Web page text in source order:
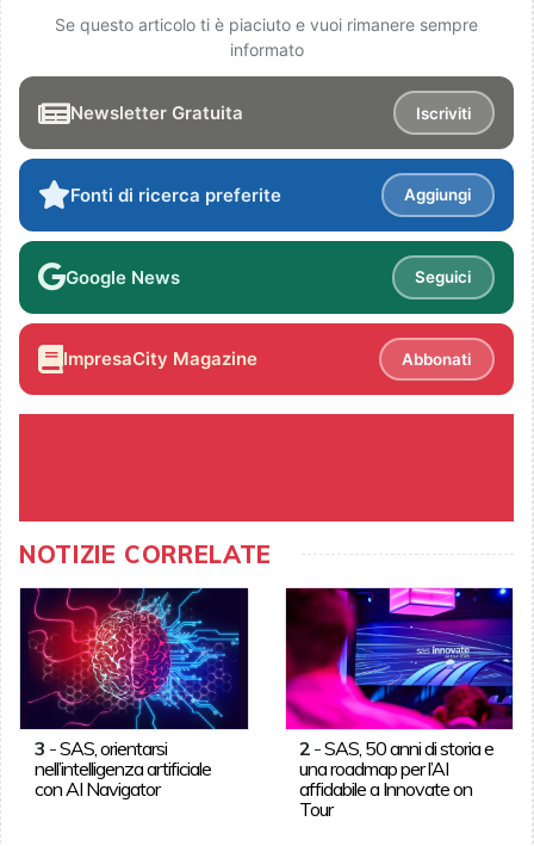
Se questo articolo ti è piaciuto e vuoi rimanere sempre
informato
Newsletter Gratuita Iscriviti
Fonti di ricerca preferite Aggiungi
Google News Seguici
ImpresaCity Magazine Abbonati
NOTIZIE CORRELATE
3 -SAS, orientarsi
nell’intelligenza artificiale
con AI Navigator
2 -SAS, 50 anni di storia e
una roadmap per l’AI
affidabile a Innovate on
Tour